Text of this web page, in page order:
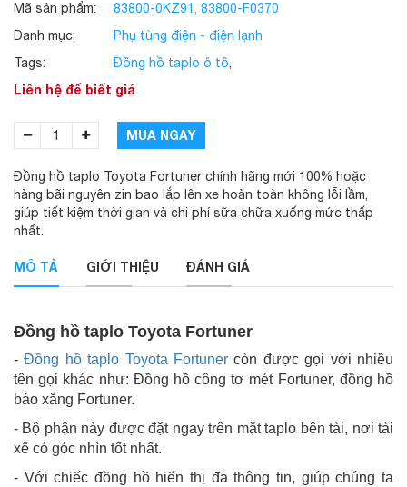
Mã sản phẩm:
83800-0KZ91, 83800-F0370
Danh mục:
Phụ tùng điện - điện lạnh
Tags:
Đồng hồ taplo ô tô,
Liên hệ để biết giá
MUA NGAY
Đồng hồ taplo Toyota Fortuner chính hãng mới 100% hoặc
hàng bãi nguyên zin bao lắp lên xe hoàn toàn không lỗi lầm,
giúp tiết kiệm thời gian và chi phí sữa chữa xuống mức thấp
nhất.
MÔ TẢ GIỚI THIỆU ĐÁNH GIÁ
Đồng hồ taplo Toyota Fortuner
-Đồng hồ taplo Toyota Fortuner còn được gọi với nhiều
tên gọi khác như: Đồng hồ công tơ mét Fortuner, đồng hồ
báo xăng Fortuner.
- Bộ phận này được đặt ngay trên mặt taplo bên tài, nơi tài
xế có góc nhìn tốt nhất.
- Với chiếc đồng hồ hiển thị đa thông tin, giúp chúng ta